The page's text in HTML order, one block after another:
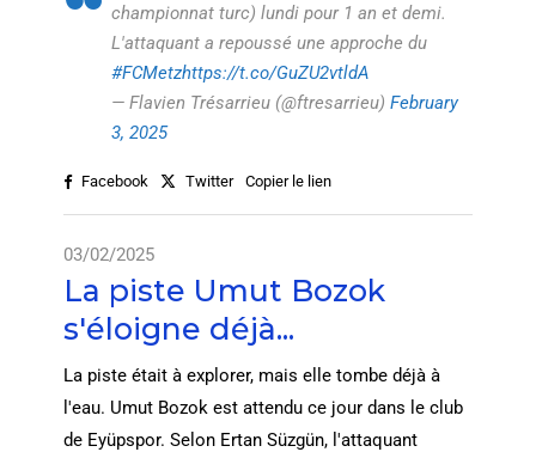
championnat turc) lundi pour 1 an et demi.
L'attaquant a repoussé une approche du
#FCMetzhttps://t.co/GuZU2vtldA
— Flavien Trésarrieu (@ftresarrieu) February
3, 2025
Facebook Twitter Copier le lien
03/02/2025
La piste Umut Bozok
s'éloigne déjà...
La piste était à explorer, mais elle tombe déjà à
l'eau. Umut Bozok est attendu ce jour dans le club
de Eyüpspor. Selon Ertan Süzgün, l'attaquant